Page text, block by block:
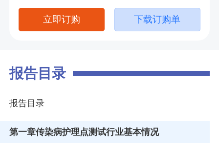
立即订购 下载订购单
报告目录
报告目录
第一章传染病护理点测试行业基本情况